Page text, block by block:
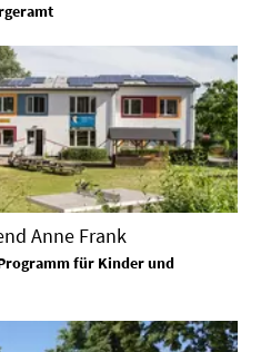
Anne Frank
für Kinder und